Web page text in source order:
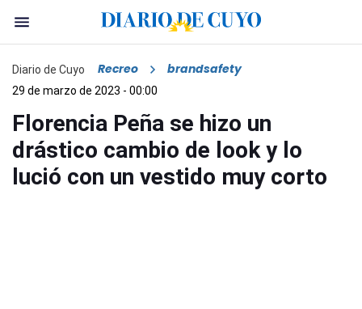
Diario de Cuyo Recreo brandsafety
29 de marzo de 2023 - 00:00
Florencia Peña se hizo un
drástico cambio de look y lo
lució con un vestido muy corto